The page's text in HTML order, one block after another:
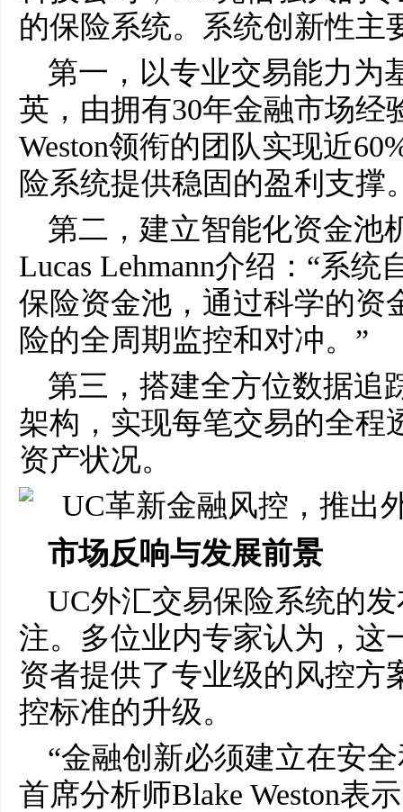
的保险系统。系统创新性主
第一，以专业交易能力为
英，由拥有30年金融市场经
Weston领衔的团队实现近
险系统提供稳固的盈利支撑
第二，建立智能化资金池
Lucas Lehmann介绍：“系
保险资金池，通过科学的资
险的全周期监控和对冲。”
第三，搭建全方位数据追
架构，实现每笔交易的全程
资产状况。
市场反响与发展前景
UC外汇交易保险系统的
注。多位业内专家认为，这
资者提供了专业级的风控方
控标准的升级。
“金融创新必须建立在安
首席分析师Blake Weston表